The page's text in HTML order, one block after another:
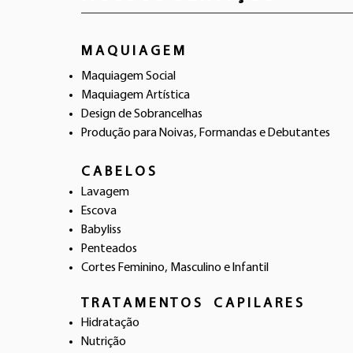
M A Q U I A G E M
Maquiagem Social
Maquiagem Artística
Design de Sobrancelhas
Produção para Noivas, Formandas e Debutantes
C A B E L O S
Lavagem
Escova
Babyliss
Penteados
Cortes Feminino, Masculino e Infantil
T R A T A M E N T O S C A P I L A R E S
Hidratação
Nutrição